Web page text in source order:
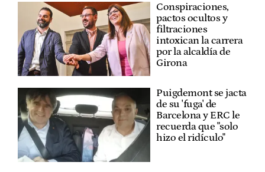
Conspiraciones,
pactos ocultos y
filtraciones
intoxican la carrera
por la alcaldía de
Girona
Puigdemont se jacta
de su 'fuga' de
Barcelona y ERC le
recuerda que "solo
hizo el ridículo"